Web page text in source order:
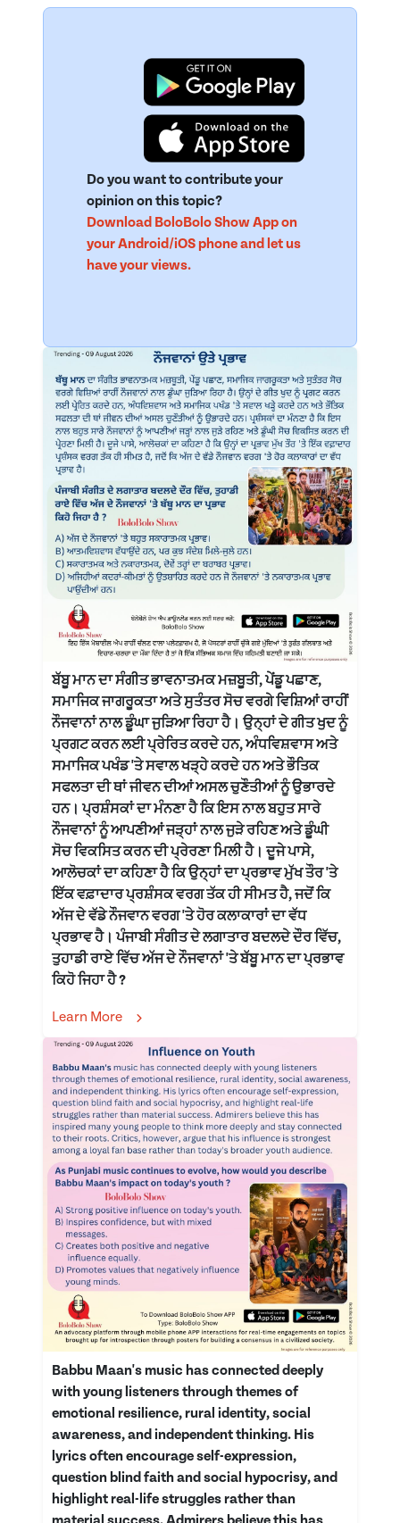
Do you want to contribute your
opinion on this topic?
Download BoloBolo Show App on
your Android/iOS phone and let us
have your views.
ਬੱਬੂ ਮਾਨ ਦਾ ਸੰਗੀਤ ਭਾਵਨਾਤਮਕ ਮਜ਼ਬੂਤੀ, ਪੇਂਡੂ ਪਛਾਣ,
ਸਮਾਜਿਕ ਜਾਗਰੂਕਤਾ ਅਤੇ ਸੁਤੰਤਰ ਸੋਚ ਵਰਗੇ ਵਿਸ਼ਿਆਂ ਰਾਹੀਂ
ਨੌਜਵਾਨਾਂ ਨਾਲ ਡੂੰਘਾ ਜੁੜਿਆ ਰਿਹਾ ਹੈ। ਉਨ੍ਹਾਂ ਦੇ ਗੀਤ ਖੁਦ ਨੂੰ
ਪ੍ਰਗਟ ਕਰਨ ਲਈ ਪ੍ਰੇਰਿਤ ਕਰਦੇ ਹਨ, ਅੰਧਵਿਸ਼ਵਾਸ ਅਤੇ
ਸਮਾਜਿਕ ਪਖੰਡ 'ਤੇ ਸਵਾਲ ਖੜ੍ਹੇ ਕਰਦੇ ਹਨ ਅਤੇ ਭੌਤਿਕ
ਸਫਲਤਾ ਦੀ ਥਾਂ ਜੀਵਨ ਦੀਆਂ ਅਸਲ ਚੁਣੌਤੀਆਂ ਨੂੰ ਉਭਾਰਦੇ
ਹਨ। ਪ੍ਰਸ਼ੰਸਕਾਂ ਦਾ ਮੰਨਣਾ ਹੈ ਕਿ ਇਸ ਨਾਲ ਬਹੁਤ ਸਾਰੇ
ਨੌਜਵਾਨਾਂ ਨੂੰ ਆਪਣੀਆਂ ਜੜ੍ਹਾਂ ਨਾਲ ਜੁੜੇ ਰਹਿਣ ਅਤੇ ਡੂੰਘੀ
ਸੋਚ ਵਿਕਸਿਤ ਕਰਨ ਦੀ ਪ੍ਰੇਰਣਾ ਮਿਲੀ ਹੈ। ਦੂਜੇ ਪਾਸੇ,
ਆਲੋਚਕਾਂ ਦਾ ਕਹਿਣਾ ਹੈ ਕਿ ਉਨ੍ਹਾਂ ਦਾ ਪ੍ਰਭਾਵ ਮੁੱਖ ਤੌਰ 'ਤੇ
ਇੱਕ ਵਫ਼ਾਦਾਰ ਪ੍ਰਸ਼ੰਸਕ ਵਰਗ ਤੱਕ ਹੀ ਸੀਮਤ ਹੈ, ਜਦੋਂ ਕਿ
ਅੱਜ ਦੇ ਵੱਡੇ ਨੌਜਵਾਨ ਵਰਗ 'ਤੇ ਹੋਰ ਕਲਾਕਾਰਾਂ ਦਾ ਵੱਧ
ਪ੍ਰਭਾਵ ਹੈ। ਪੰਜਾਬੀ ਸੰਗੀਤ ਦੇ ਲਗਾਤਾਰ ਬਦਲਦੇ ਦੌਰ ਵਿੱਚ,
ਤੁਹਾਡੀ ਰਾਏ ਵਿੱਚ ਅੱਜ ਦੇ ਨੌਜਵਾਨਾਂ 'ਤੇ ਬੱਬੂ ਮਾਨ ਦਾ ਪ੍ਰਭਾਵ
ਕਿਹੋ ਜਿਹਾ ਹੈ ?
Learn More
Babbu Maan's music has connected deeply
with young listeners through themes of
emotional resilience, rural identity, social
awareness, and independent thinking. His
lyrics often encourage self-expression,
question blind faith and social hypocrisy, and
highlight real-life struggles rather than